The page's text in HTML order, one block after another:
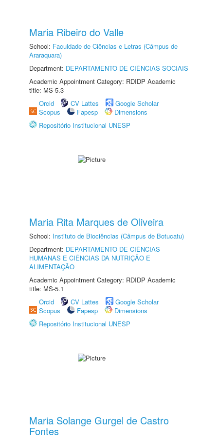
Maria Ribeiro do Valle
School: Faculdade de Ciências e Letras (Câmpus de
Araraquara)
Department: DEPARTAMENTO DE CIÊNCIAS SOCIAIS
Academic Appointment Category: RDIDP Academic
title: MS-5.3
Orcid
CV Lattes
Google Scholar
Scopus
Fapesp
Dimensions
Repositório Institucional UNESP
Maria Rita Marques de Oliveira
School: Instituto de Biociências (Câmpus de Botucatu)
Department: DEPARTAMENTO DE CIÊNCIAS
HUMANAS E CIÊNCIAS DA NUTRIÇÃO E
ALIMENTAÇÃO
Academic Appointment Category: RDIDP Academic
title: MS-5.1
Orcid
CV Lattes
Google Scholar
Scopus
Fapesp
Dimensions
Repositório Institucional UNESP
Maria Solange Gurgel de Castro
Fontes